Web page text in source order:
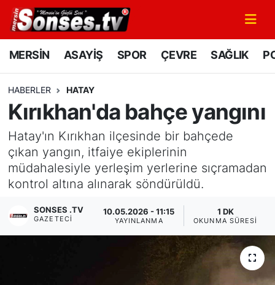
MERSİN ASAYİŞ SPOR ÇEVRE SAĞLIK
HABERLER HATAY
Kırıkhan'da bahçe yangını
Hatay'ın Kırıkhan ilçesinde bir bahçede
çıkan yangın, itfaiye ekiplerinin
müdahalesiyle yerleşim yerlerine sıçramadan
kontrol altına alınarak söndürüldü.
SONSES .TV
GAZETECI
10.05.2026 - 11:15
YAYINLANMA
1 DK
OKUNMA SÜRESI
MERSİN
SPOR
GÜNÜN MANŞETİ
DÜNYA
MAGAZİN
Mersin Nöbetçi Eczaneler
Mersin Namaz Vakitleri
Mersin Trafik Yoğunluk Haritası
Süper Lig Puan Durumu ve Fikstür
Son Dakika Haberleri